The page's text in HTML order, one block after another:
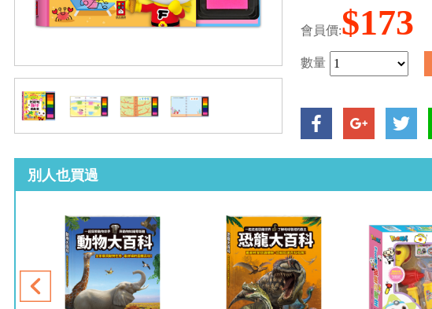
會員價:$173
數量
別人也買過